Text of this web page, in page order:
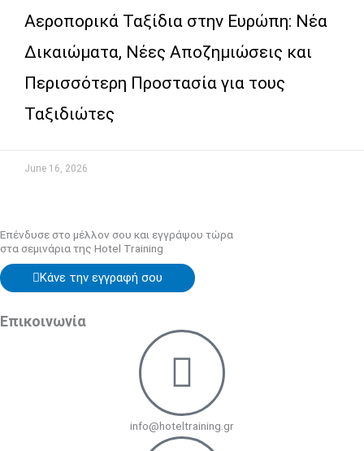
Αεροπορικά Ταξίδια στην Ευρώπη: Νέα
Δικαιώματα, Νέες Αποζημιώσεις και
Περισσότερη Προστασία για τους
Ταξιδιώτες
June 16, 2026
Επένδυσε στο μέλλον σου και εγγράψου τώρα
στα σεμινάρια της Hotel Training
Κάνε την εγγραφή σου
Επικοινωνία
info@hoteltraining.gr